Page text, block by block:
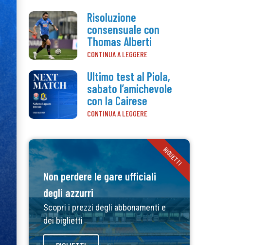
Risoluzione
consensuale con
Thomas Alberti
CONTINUA A LEGGERE
Ultimo test al Piola,
sabato l’amichevole
con la Cairese
CONTINUA A LEGGERE
Non perdere le gare ufficiali
degli azzurri
Scopri i prezzi degli abbonamenti e
dei biglietti
BIGLIETTI